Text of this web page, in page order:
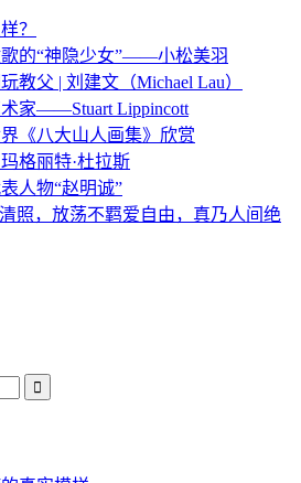
？
的“神隐少女”——小松美羽
教父 | 刘建文（Michael Lau）
家——Stuart Lippincott
《八大山人画集》欣赏
格丽特·杜拉斯
人物“赵明诚”
照，放荡不羁爱自由，真乃人间绝